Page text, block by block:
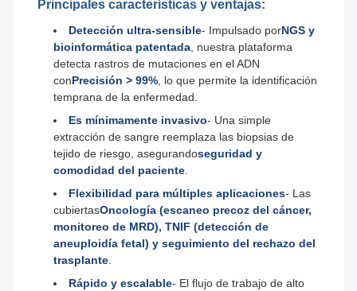
Principales características y ventajas:
Detección ultra-sensible- Impulsado porNGS y
bioinformática patentada, nuestra plataforma
detecta rastros de mutaciones en el ADN
conPrecisión > 99%, lo que permite la identificación
temprana de la enfermedad.
Es mínimamente invasivo- Una simple
extracción de sangre reemplaza las biopsias de
tejido de riesgo, asegurandoseguridad y
comodidad del paciente.
Flexibilidad para múltiples aplicaciones- Las
cubiertasOncología (escaneo precoz del cáncer,
monitoreo de MRD), TNIF (detección de
aneuploidía fetal) y seguimiento del rechazo del
trasplante.
Rápido y escalable- El flujo de trabajo de alto